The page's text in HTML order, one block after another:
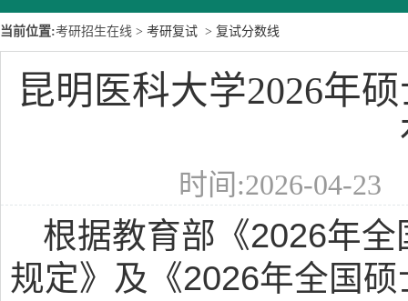
当前位置:考研招生在线 > 考研复试 > 复试分数线
昆明医科大学2026年
时间:2026-04-
根据教育部《2026年
规定》及《2026年全国